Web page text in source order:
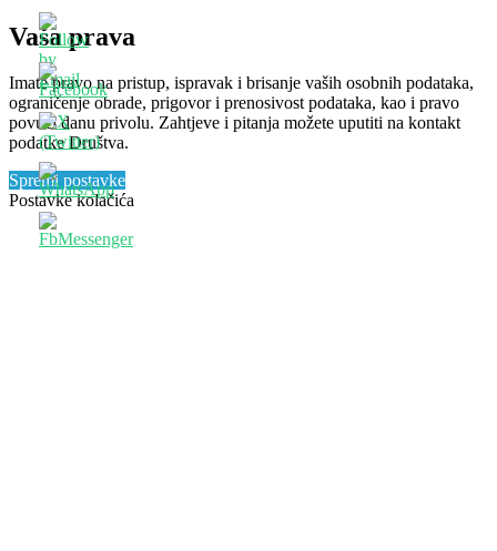
Vaša prava
Imate pravo na pristup, ispravak i brisanje vaših osobnih podataka,
ograničenje obrade, prigovor i prenosivost podataka, kao i pravo
povući danu privolu. Zahtjeve i pitanja možete uputiti na kontakt
podatke Društva.
Spremi postavke
Postavke kolačića